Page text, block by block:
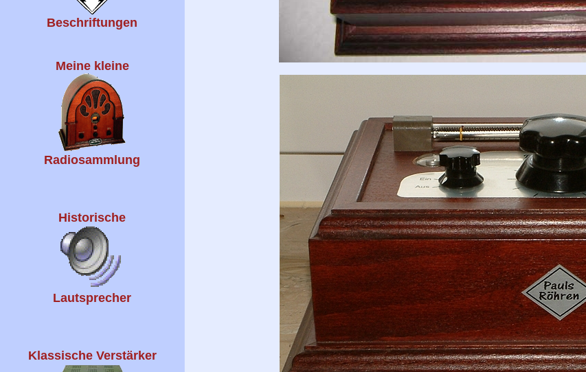
Beschriftungen
Meine kleine
Radiosammlung
Historische
Lautsprecher
Klassische Verstärker